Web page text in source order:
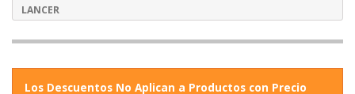
LANCER
Los Descuentos No Aplican a Productos con Precio